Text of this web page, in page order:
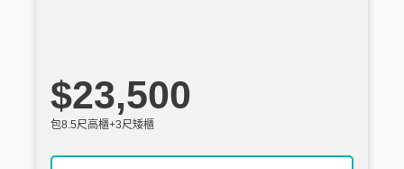
$23,500
包8.5尺高櫃+3尺矮櫃